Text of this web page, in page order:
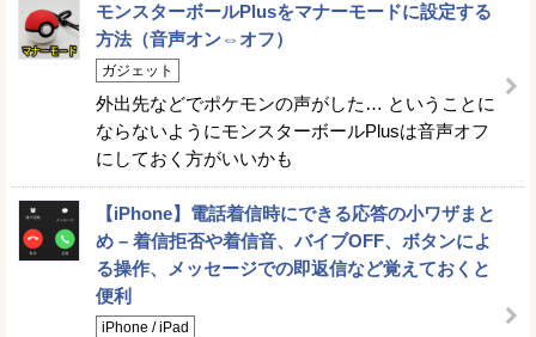
モンスターボールPlusをマナーモードに設定する
方法（音声オン⇔オフ）
ガジェット
外出先などでポケモンの声がした… ということに
ならないようにモンスターボールPlusは音声オフ
にしておく方がいいかも
【iPhone】電話着信時にできる応答の小ワザまと
め – 着信拒否や着信音、バイブOFF、ボタンによ
る操作、メッセージでの即返信など覚えておくと
便利
iPhone / iPad